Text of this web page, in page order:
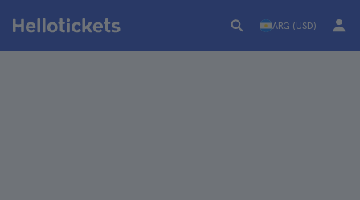
ARG (USD)